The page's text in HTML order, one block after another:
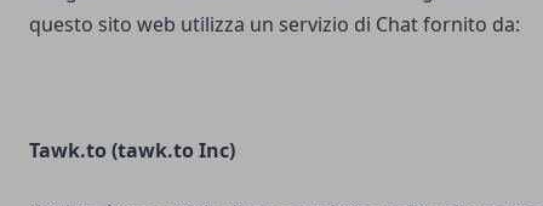
questo sito web utilizza un servizio di Chat fornito da:
Tawk.to (tawk.to Inc)